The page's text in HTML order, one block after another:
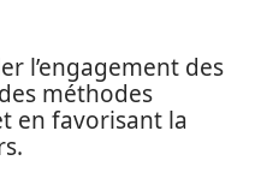
l’engagement des
méthodes
en favorisant la